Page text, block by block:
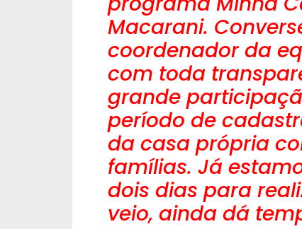
Macarani.
coordenador da
com toda
grande
período de
da casa própria
famílias. Já
dois dias para
veio, ainda dá